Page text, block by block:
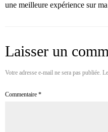
une meilleure expérience sur
Laisser un
Votre adresse e-mail ne sera pas publiée.
Commentaire *